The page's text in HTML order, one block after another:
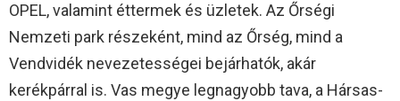
OPEL, valamint éttermek és üzletek. Az Őrségi
Nemzeti park részeként, mind az Őrség, mind a
Vendvidék nevezetességei bejárhatók, akár
kerékpárral is. Vas megye legnagyobb tava, a Hársas-